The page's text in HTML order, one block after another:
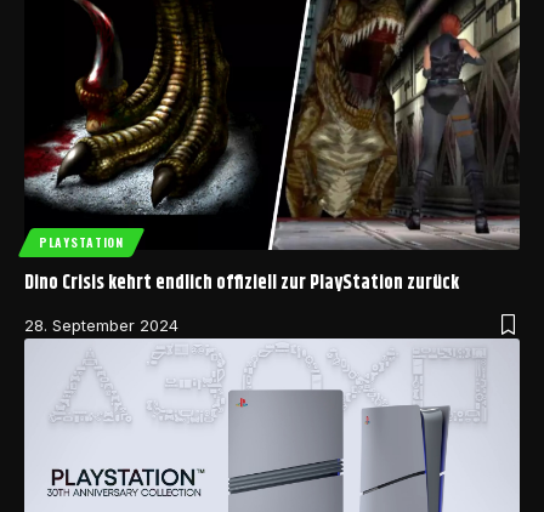
PLAYSTATION
Dino Crisis kehrt endlich offiziell zur PlayStation zurück
28. September 2024